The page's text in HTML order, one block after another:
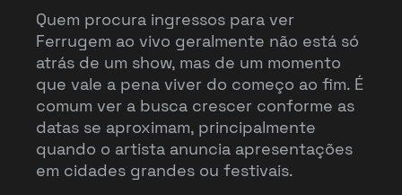
Quem procura ingressos para ver
Ferrugem ao vivo geralmente não está só
atrás de um show, mas de um momento
que vale a pena viver do começo ao fim. É
comum ver a busca crescer conforme as
datas se aproximam, principalmente
quando o artista anuncia apresentações
em cidades grandes ou festivais.